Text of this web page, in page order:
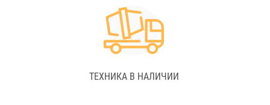
ТЕХНИКА В НАЛИЧИИ